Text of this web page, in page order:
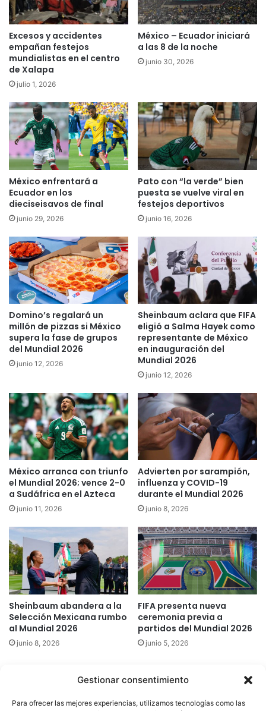
Gestionar consentimiento
Para ofrecer las mejores experiencias, utilizamos tecnologías como las
Excesos y accidentes
empañan festejos
mundialistas en el centro
de Xalapa
julio 1, 2026
México – Ecuador iniciará
a las 8 de la noche
junio 30, 2026
México enfrentará a
Ecuador en los
dieciseisavos de final
junio 29, 2026
Pato con “la verde” bien
puesta se vuelve viral en
festejos deportivos
junio 16, 2026
Domino’s regalará un
millón de pizzas si México
supera la fase de grupos
del Mundial 2026
junio 12, 2026
Sheinbaum aclara que FIFA
eligió a Salma Hayek como
representante de México
en inauguración del
Mundial 2026
junio 12, 2026
México arranca con triunfo
el Mundial 2026; vence 2-0
a Sudáfrica en el Azteca
junio 11, 2026
Advierten por sarampión,
influenza y COVID-19
durante el Mundial 2026
junio 8, 2026
Sheinbaum abandera a la
Selección Mexicana rumbo
al Mundial 2026
junio 8, 2026
FIFA presenta nueva
ceremonia previa a
partidos del Mundial 2026
junio 5, 2026